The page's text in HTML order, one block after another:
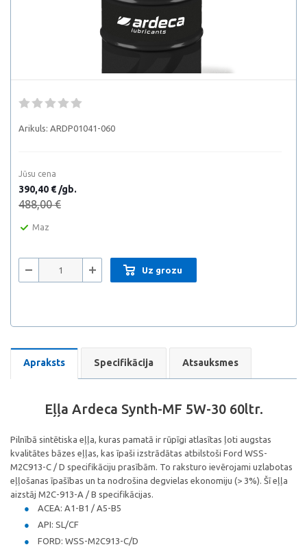
Arikuls: ARDP01041-060
Jūsu cena
390,40 € /gb.
488,00 €
Maz
Uz grozu
Apraksts Specifikācija Atsauksmes
Eļļa Ardeca Synth-MF 5W-30 60ltr.
Pilnībā sintētiska eļļa, kuras pamatā ir rūpīgi atlasītas ļoti augstas
kvalitātes bāzes eļļas, kas īpaši izstrādātas atbilstoši Ford WSS-
M2C913-C / D specifikāciju prasībām. To raksturo ievērojami uzlabotas
eļļošanas īpašības un ta nodrošina degvielas ekonomiju (> 3%). Šī eļļa
aizstāj M2C-913-A / B specifikācijas.
ACEA: A1-B1 / A5-B5
API: SL/CF
FORD: WSS-M2C913-C/D